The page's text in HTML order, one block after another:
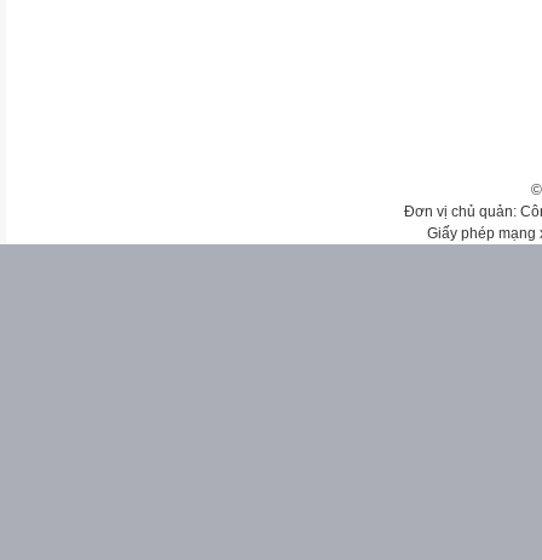
Đơn vị chủ quản:
Giấy phép mạng